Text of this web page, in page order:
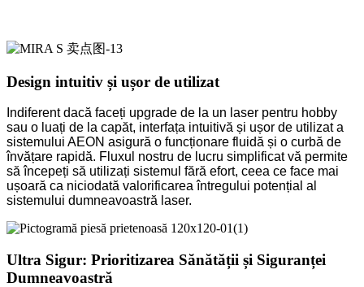
Design intuitiv și ușor de utilizat
Indiferent dacă faceți upgrade de la un laser pentru hobby
sau o luați de la capăt, interfața intuitivă și ușor de utilizat a
sistemului AEON asigură o funcționare fluidă și o curbă de
învățare rapidă. Fluxul nostru de lucru simplificat vă permite
să începeți să utilizați sistemul fără efort, ceea ce face mai
ușoară ca niciodată valorificarea întregului potențial al
sistemului dumneavoastră laser.
Ultra Sigur: Prioritizarea Sănătății și Siguranței
Dumneavoastră